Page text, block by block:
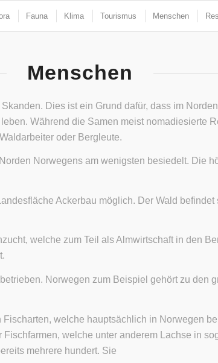
Fauna Klima Tourismus Menschen
Menschen
Dies ist ein Grund dafür, dass im
Während die Samen meist nomadiesierte
oder Bergleute.
Norwegens am wenigsten besiedelt. Die
Ackerbau möglich. Der Wald
welche zum Teil als Almwirtschaft in den
Norwegen zum Beispiel gehört zu den
welche hauptsächlich in Norwegen
welche unter anderem Lachse in
mehrere hundert. Sie